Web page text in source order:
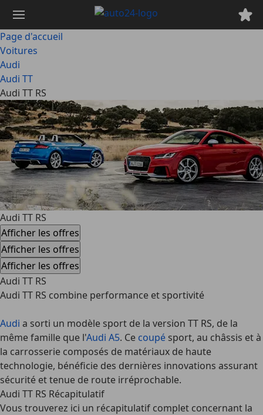
contenu
principal
Page d'accueil
Voitures
Audi
Audi TT
Audi TT RS
Audi TT RS
Afficher les offres
Afficher les offres
Afficher les offres
Audi TT RS
Audi TT RS combine performance et sportivité
Audi a sorti un modèle sport de la version TT RS, de la
même famille que l'Audi A5. Ce coupé sport, au châssis et à
la carrosserie composés de matériaux de haute
technologie, bénéficie des dernières innovations assurant
sécurité et tenue de route irréprochable.
Audi TT RS Récapitulatif
Vous trouverez ici un récapitulatif complet concernant la